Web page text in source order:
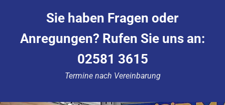
Sie haben Fragen oder
Anregungen? Rufen Sie uns an:
02581 3615
Termine nach Vereinbarung